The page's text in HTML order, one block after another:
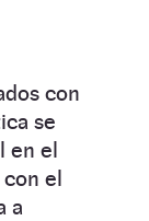
con
se
en el
el
a